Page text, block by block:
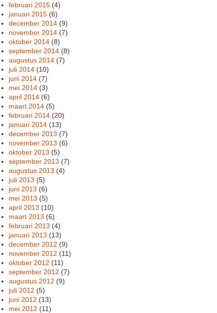
februari 2015 (4)
januari 2015 (6)
december 2014 (9)
november 2014 (7)
oktober 2014 (8)
september 2014 (8)
augustus 2014 (7)
juli 2014 (10)
juni 2014 (7)
mei 2014 (3)
april 2014 (6)
maart 2014 (5)
februari 2014 (20)
januari 2014 (13)
december 2013 (7)
november 2013 (6)
oktober 2013 (5)
september 2013 (7)
augustus 2013 (4)
juli 2013 (5)
juni 2013 (6)
mei 2013 (5)
april 2013 (10)
maart 2013 (6)
februari 2013 (4)
januari 2013 (13)
december 2012 (9)
november 2012 (11)
oktober 2012 (11)
september 2012 (7)
augustus 2012 (9)
juli 2012 (5)
juni 2012 (13)
mei 2012 (11)